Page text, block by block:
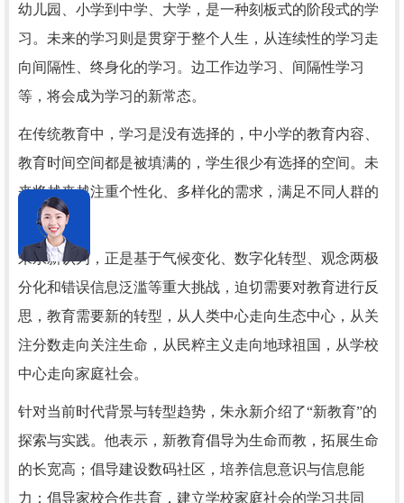
幼儿园、小学到中学、大学，是一种刻板式的阶段式的学
习。未来的学习则是贯穿于整个人生，从连续性的学习走
向间隔性、终身化的学习。边工作边学习、间隔性学习
等，将会成为学习的新常态。
在传统教育中，学习是没有选择的，中小学的教育内容、
教育时间空间都是被填满的，学生很少有选择的空间。未
来将越来越注重个性化、多样化的需求，满足不同人群的
特色需要。
朱永新认为，正是基于气候变化、数字化转型、观念两极
分化和错误信息泛滥等重大挑战，迫切需要对教育进行反
思，教育需要新的转型，从人类中心走向生态中心，从关
注分数走向关注生命，从民粹主义走向地球祖国，从学校
中心走向家庭社会。
针对当前时代背景与转型趋势，朱永新介绍了“新教育”的
探索与实践。他表示，新教育倡导为生命而教，拓展生命
的长宽高；倡导建设数码社区，培养信息意识与信息能
力；倡导家校合作共育，建立学校家庭社会的学习共同